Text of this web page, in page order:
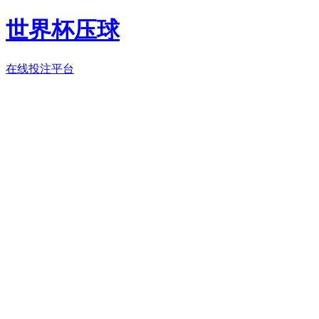
世界杯压球
在线投注平台